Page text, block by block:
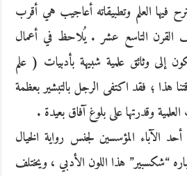
فيها العلم وتطبيقاته أعاجيب هي أقرب
القرن التاسع عشر . يُلاحظ في أعمال
إلى وثائق علمية شبيهة بأدبيات ( علم
هذا ؛ فقد اكتفى الرجل بالتبشير بعظمة
وقدرتها على بلوغ آفاق بعيدة .
الآباء المؤسسين لجنس رواية الخيال
“شكسبير” هذا اللون الأدبي ، ويختلف